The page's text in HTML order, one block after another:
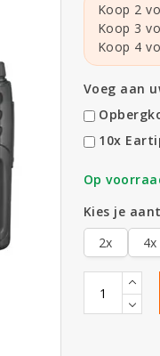
Koop 2
Koop 3
Koop 4
Voeg aan
10x
Op
Kies je
2x
4x